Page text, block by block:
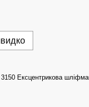
Ексцентрикова